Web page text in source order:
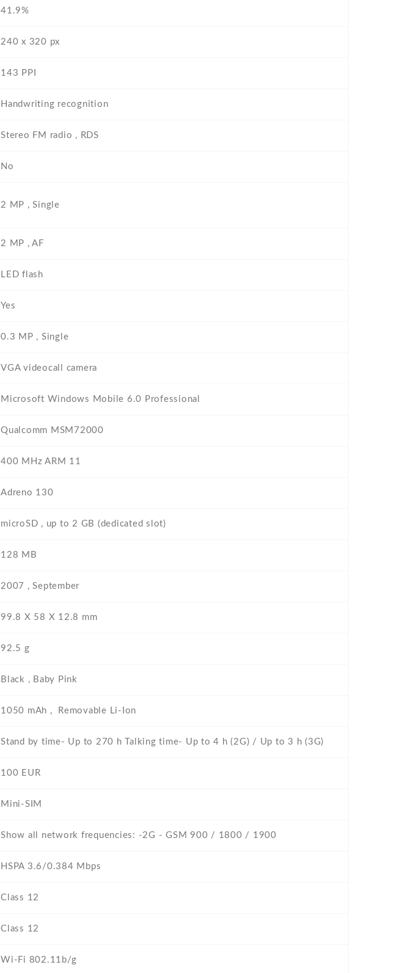
41.9%
240 x 320 px
143 PPI
Handwriting recognition
Stereo FM radio , RDS
No
2 MP , Single
2 MP , AF
LED flash
Yes
0.3 MP , Single
VGA videocall camera
Microsoft Windows Mobile 6.0 Professional
Qualcomm MSM72000
400 MHz ARM 11
Adreno 130
microSD , up to 2 GB (dedicated slot)
128 MB
2007 , September
99.8 Х 58 Х 12.8 mm
92.5 g
Black , Baby Pink
1050 mAh , Removable Li-Ion
Stand by time- Up to 270 h Talking time- Up to 4 h (2G) / Up to 3 h (3G)
100 EUR
Mini-SIM
Show all network frequencies: -2G - GSM 900 / 1800 / 1900
HSPA 3.6/0.384 Mbps
Class 12
Class 12
Wi-Fi 802.11b/g